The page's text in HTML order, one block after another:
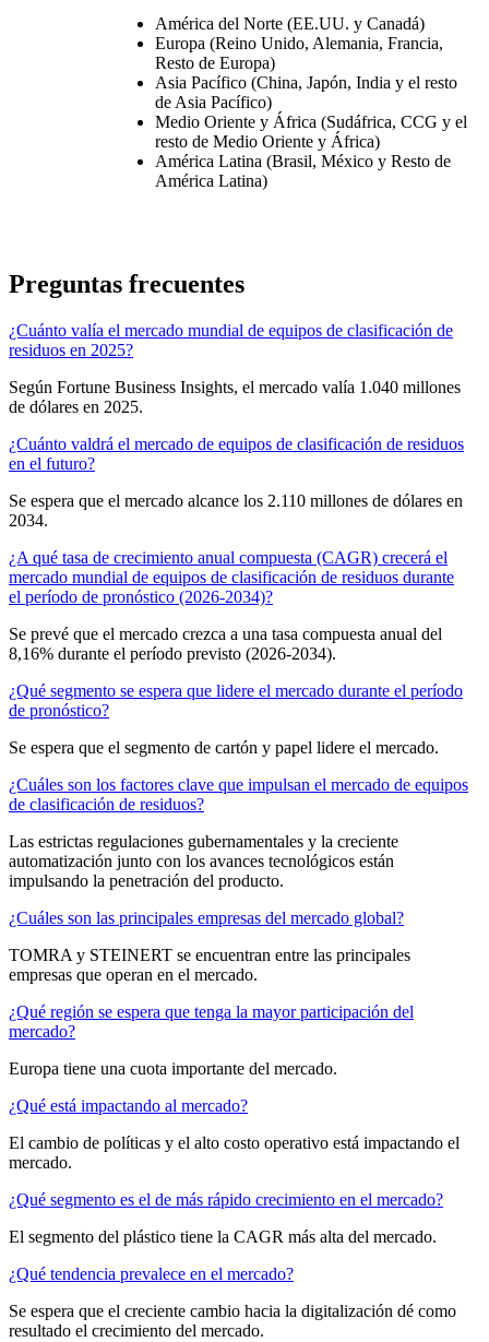
América del Norte (EE.UU. y Canadá)
Europa (Reino Unido, Alemania, Francia,
Resto de Europa)
Asia Pacífico (China, Japón, India y el resto
de Asia Pacífico)
Medio Oriente y África (Sudáfrica, CCG y el
resto de Medio Oriente y África)
América Latina (Brasil, México y Resto de
América Latina)
Preguntas frecuentes
¿Cuánto valía el mercado mundial de equipos de clasificación de
residuos en 2025?
Según Fortune Business Insights, el mercado valía 1.040 millones
de dólares en 2025.
¿Cuánto valdrá el mercado de equipos de clasificación de residuos
en el futuro?
Se espera que el mercado alcance los 2.110 millones de dólares en
2034.
¿A qué tasa de crecimiento anual compuesta (CAGR) crecerá el
mercado mundial de equipos de clasificación de residuos durante
el período de pronóstico (2026-2034)?
Se prevé que el mercado crezca a una tasa compuesta anual del
8,16% durante el período previsto (2026-2034).
¿Qué segmento se espera que lidere el mercado durante el período
de pronóstico?
Se espera que el segmento de cartón y papel lidere el mercado.
¿Cuáles son los factores clave que impulsan el mercado de equipos
de clasificación de residuos?
Las estrictas regulaciones gubernamentales y la creciente
automatización junto con los avances tecnológicos están
impulsando la penetración del producto.
¿Cuáles son las principales empresas del mercado global?
TOMRA y STEINERT se encuentran entre las principales
empresas que operan en el mercado.
¿Qué región se espera que tenga la mayor participación del
mercado?
Europa tiene una cuota importante del mercado.
¿Qué está impactando al mercado?
El cambio de políticas y el alto costo operativo está impactando el
mercado.
¿Qué segmento es el de más rápido crecimiento en el mercado?
El segmento del plástico tiene la CAGR más alta del mercado.
¿Qué tendencia prevalece en el mercado?
Se espera que el creciente cambio hacia la digitalización dé como
resultado el crecimiento del mercado.